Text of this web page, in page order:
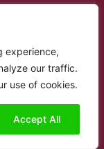
experience,
our traffic.
use of cookies.
Accept All
kobcinta iyo